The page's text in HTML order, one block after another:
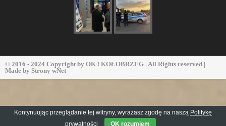
© 2016 - 2024 Copyright by OK ! KOŁOBRZEG | All Rights reserved |
Made by Strony wNet
Kontynuując przeglądanie tej witryny, wyrażasz zgodę na naszą Politykę
prywatności
OK rozumiem